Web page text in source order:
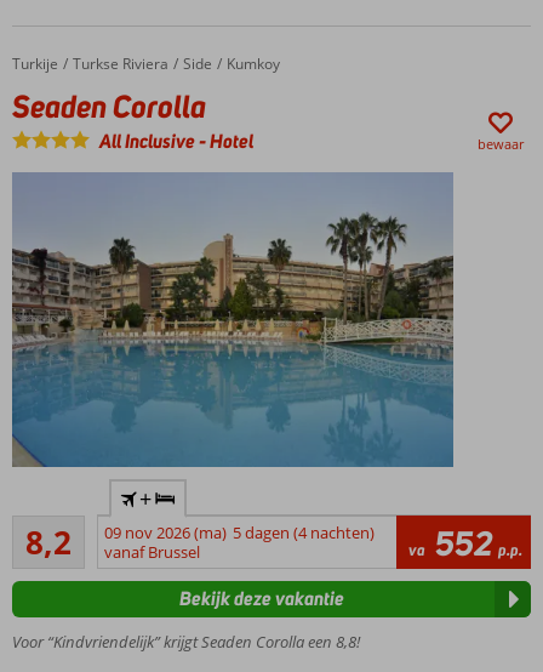
luxe 5-
sterrenhotel
Home
Turkije Turkse Riviera Side Kumkoy
Seaden Corolla
Seaden Corolla
All Inclusive-Hotel bewaar
Aanrader
hele
gezin
Zwembad
glijbanen
8,2
Zeer goed
20
beoordelingen
+
09 nov 2026 (ma) 5 dagen (4 nachten)
vanaf Brussel
va 552 p.p.
Voor “Kindvriendelijk” krijgt Seaden Corolla een 8,8!
Bekijk deze vakantie